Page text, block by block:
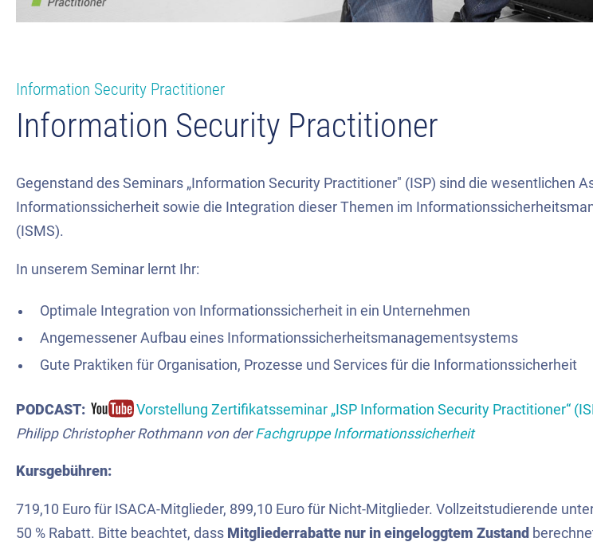
Information Security Practitioner
Information Security Practitioner
Gegenstand des Seminars „Information Security Practitioner" (ISP) sind die wesentlichen
Informationssicherheit sowie die Integration dieser Themen im
(ISMS).
In unserem Seminar lernt Ihr:
Optimale Integration von Informationssicherheit in ein Unternehmen
Angemessener Aufbau eines Informationssicherheitsmanagementsystems
Gute Praktiken für Organisation, Prozesse und Services für die Informationssicherheit
PODCAST: Vorstellung Zertifikatsseminar „ISP Information Security Practitioner“
Philipp Christopher Rothmann von derFachgruppe Informationssicherheit
Kursgebühren:
719,10 Euro für ISACA-Mitglieder, 899,10 Euro für Nicht-Mitglieder. Vollzeitstudierende
50 % Rabatt. Bitte beachtet, dass Mitgliederrabatte nur in eingeloggtem Zustand